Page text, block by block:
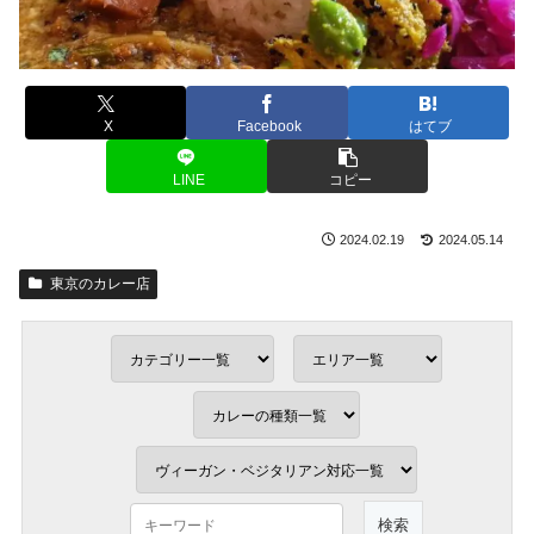
X Facebook はてブ
LINE コピー
2024.02.19 2024.05.14
東京のカレー店